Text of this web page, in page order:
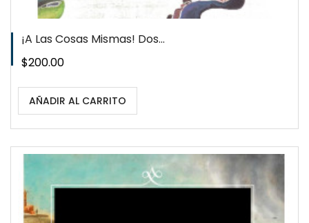
¡A Las Cosas Mismas! Dos...
Precio
$200.00
AÑADIR AL CARRITO